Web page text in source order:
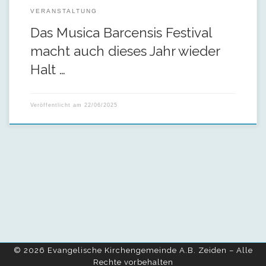
VERANSTALTUNG
Das Musica Barcensis Festival
macht auch dieses Jahr wieder
Halt …
Veröffentlicht am 22/06/2025
© 2026 Evangelische Kirchengemeinde A.B. Zeiden – Alle
Rechte vorbehalten